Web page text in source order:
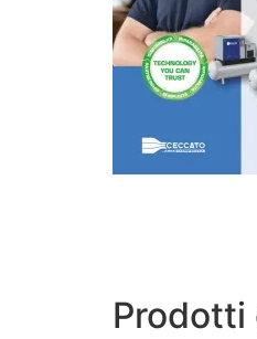
Prodotti